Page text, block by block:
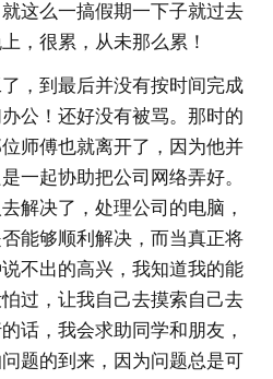
这么一搞假期一下子就过去
，很累，从未那么累！
，到最后并没有按时间完成
公！还好没有被骂。那时的
师傅也就离开了，因为他并
一起协助把公司网络弄好。
解决了，处理公司的电脑，
能够顺利解决，而当真正将
不出的高兴，我知道我的能
过，让我自己去摸索自己去
话，我会求助同学和朋友，
题的到来，因为问题总是可